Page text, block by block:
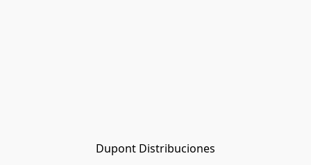
Dupont Distribuciones